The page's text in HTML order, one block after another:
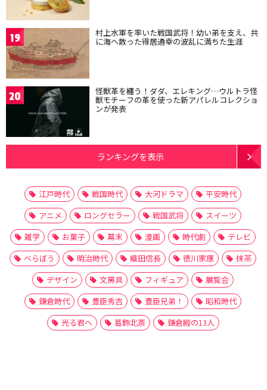
19 村上水軍を率いた戦国武将！幼い弟を支え、共
に海へ散った得居通幸の波乱に満ちた生涯
20 怪獣革を纏う！ダダ、エレキング…ウルトラ怪
獣モチーフの革を使った新アパレルコレクショ
ンが発表
ランキングを表示
江戸時代 戦国時代 大河ドラマ
平安時代
アニメ
ロングセラー 戦国武将
スイーツ
雑学
お菓子 幕末 漫画 時代劇
テレビ
べらぼう
明治時代 織田信長 徳川家康
抹茶
デザイン
文房具 フィギュア
展覧会
鎌倉時代
豊臣秀吉 豊臣兄弟！
昭和時代
光る君へ
葛飾北斎 鎌倉殿の13人